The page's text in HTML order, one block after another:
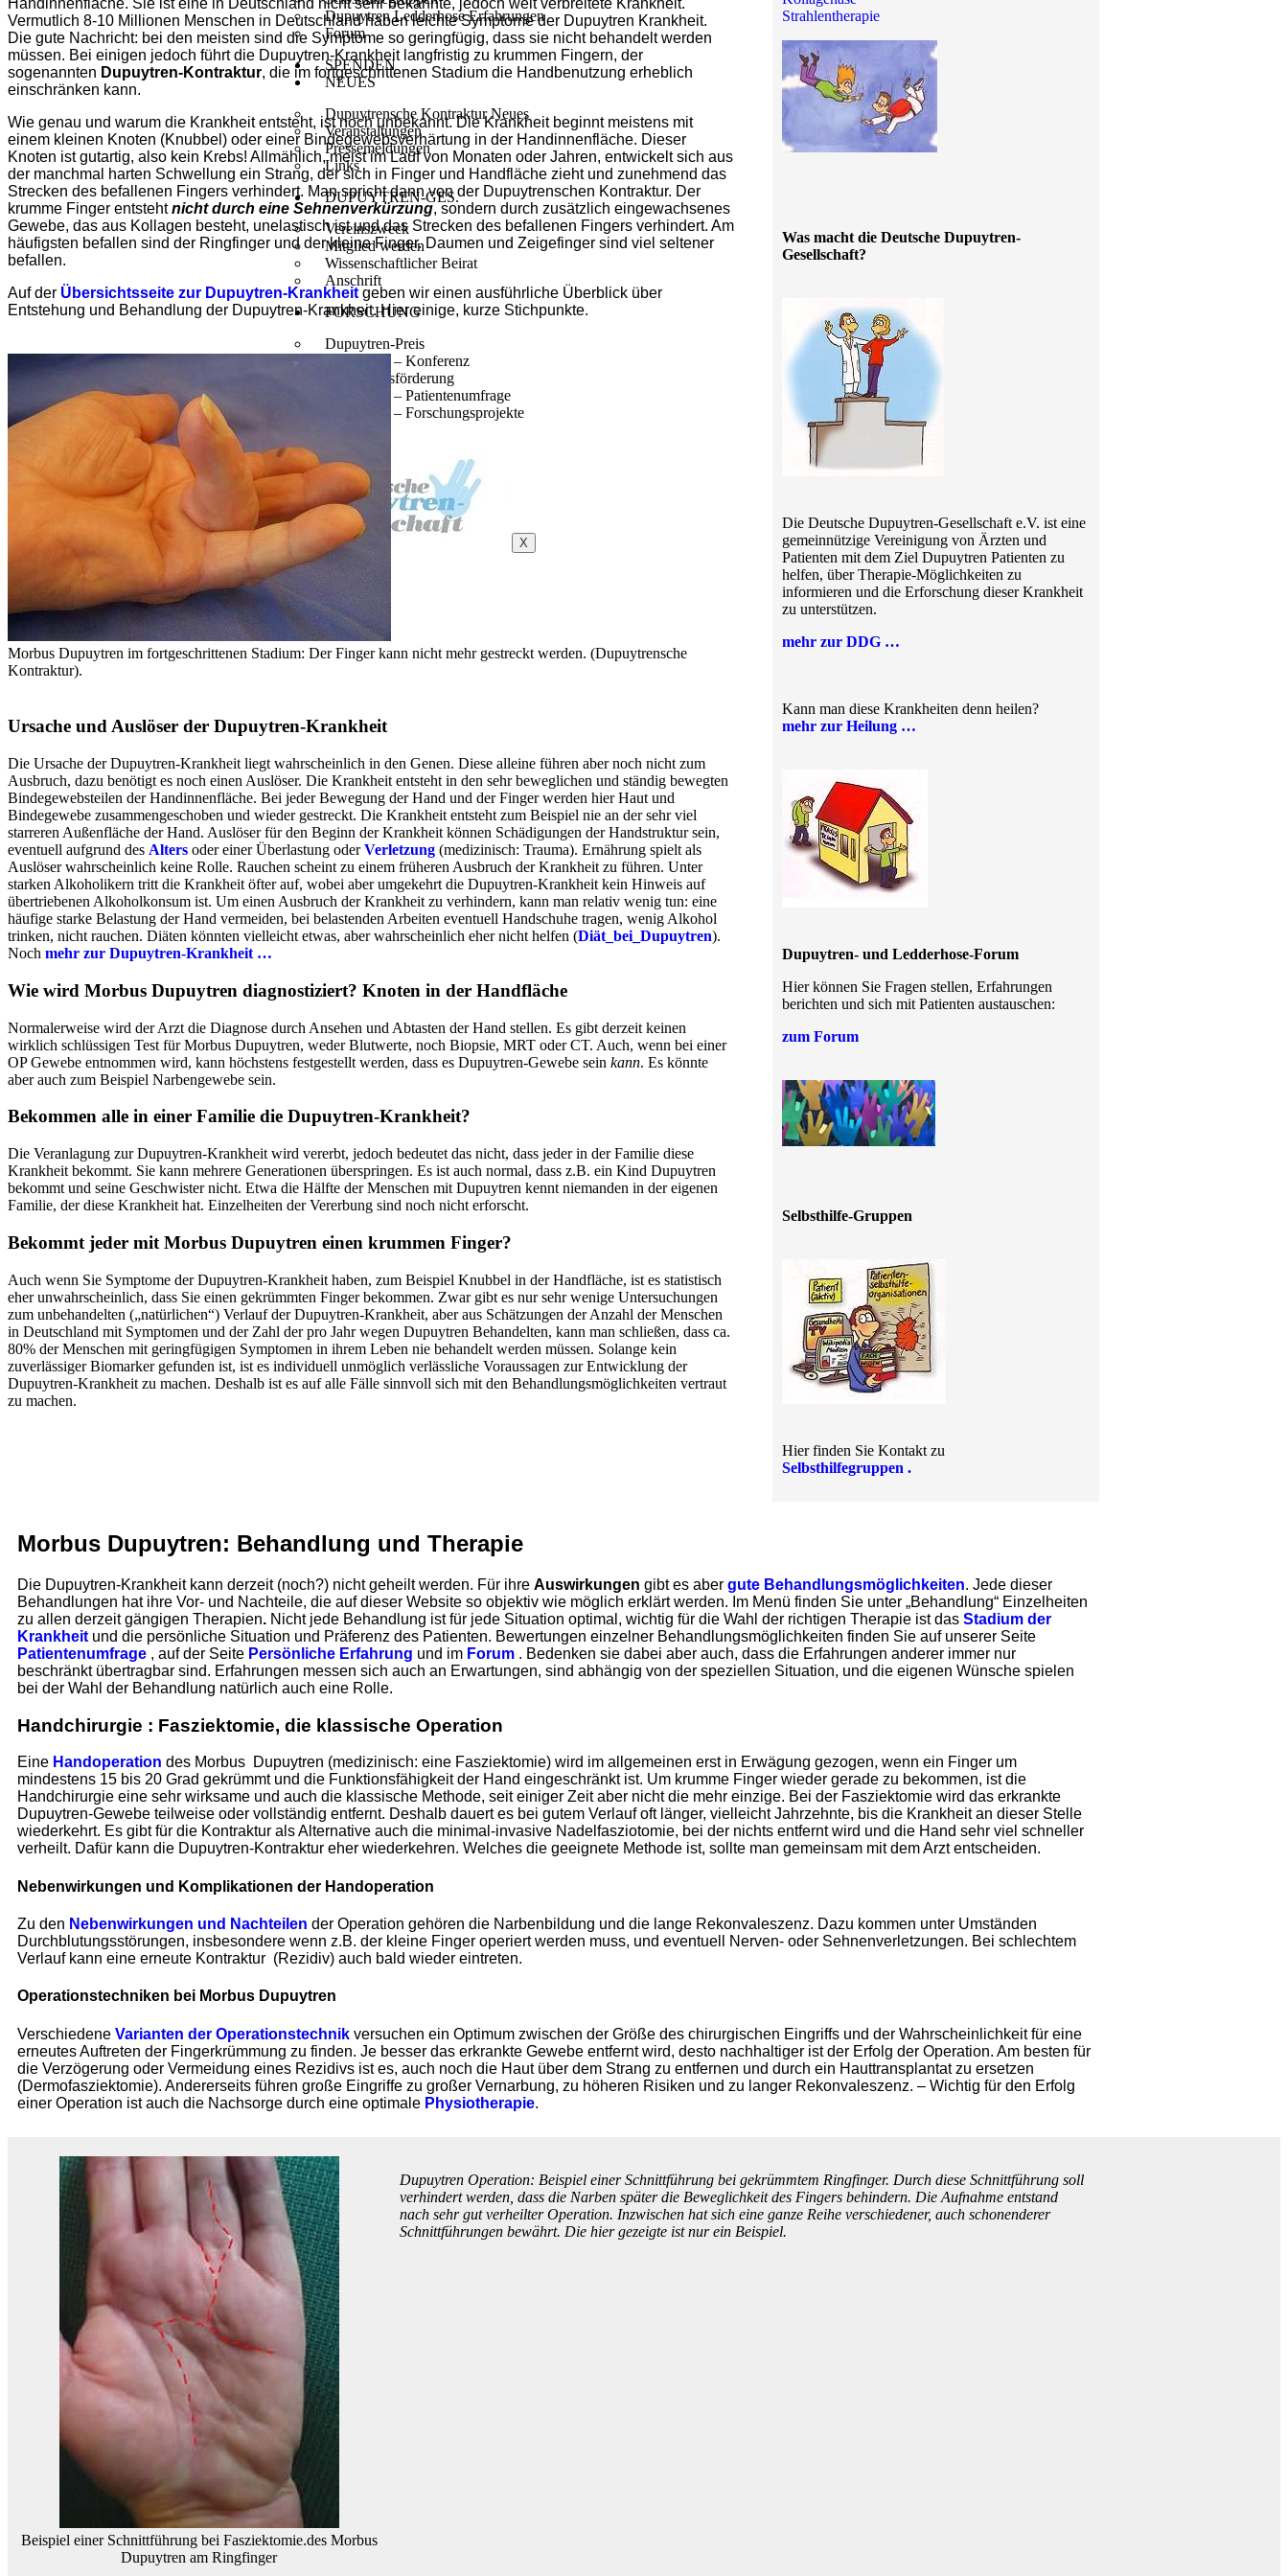
Dupuytren Ledderhose Erfahrungen
Forum
SPENDEN
NEUES
Dupuytrensche Kontraktur Neues
Veranstaltungen
Pressemeldungen
Links
DUPUYTREN-GES.
Vereinszweck
Mitglied werden
Wissenschaftlicher Beirat
Anschrift
FORSCHUNG
Dupuytren-Preis
Dupuytren – Konferenz
Forschungsförderung
Dupuytren – Patientenumfrage
Dupuytren – Forschungsprojekte
X
Vermutlich 8-10 Millionen Menschen in Deutschland haben leichte Symptome der Dupuytren Krankheit.
Die gute Nachricht: bei den meisten sind die Symptome so geringfügig, dass sie nicht behandelt werden
müssen. Bei einigen jedoch führt die Dupuytren-Krankheit langfristig zu krummen Fingern, der
sogenannten Dupuytren-Kontraktur, die im fortgeschrittenen Stadium die Handbenutzung erheblich
einschränken kann.
Wie genau und warum die Krankheit entsteht, ist noch unbekannt. Die Krankheit beginnt meistens mit
einem kleinen Knoten (Knubbel) oder einer Bindegewebsverhärtung in der Handinnenfläche. Dieser
Knoten ist gutartig, also kein Krebs! Allmählich, meist im Lauf von Monaten oder Jahren, entwickelt sich aus
der manchmal harten Schwellung ein Strang, der sich in Finger und Handfläche zieht und zunehmend das
Strecken des befallenen Fingers verhindert. Man spricht dann von der Dupuytrenschen Kontraktur. Der
krumme Finger entstehtnicht durch eine Sehnenverkürzung, sondern durch zusätzlich eingewachsenes
Gewebe, das aus Kollagen besteht, unelastisch ist und das Strecken des befallenen Fingers verhindert. Am
häufigsten befallen sind der Ringfinger und der kleine Finger. Daumen und Zeigefinger sind viel seltener
befallen.
Auf der Übersichtsseite zur Dupuytren-Krankheit geben wir einen ausführliche Überblick über
Entstehung und Behandlung der Dupuytren-Krankheit. Hier einige, kurze Stichpunkte.
Morbus Dupuytren im fortgeschrittenen Stadium: Der Finger kann nicht mehr gestreckt werden. (Dupuytrensche
Kontraktur).
Ursache und Auslöser der Dupuytren-Krankheit
Die Ursache der Dupuytren-Krankheit liegt wahrscheinlich in den Genen. Diese alleine führen aber noch nicht zum
Ausbruch, dazu benötigt es noch einen Auslöser. Die Krankheit entsteht in den sehr beweglichen und ständig bewegten
Bindegewebsteilen der Handinnenfläche. Bei jeder Bewegung der Hand und der Finger werden hier Haut und
Bindegewebe zusammengeschoben und wieder gestreckt. Die Krankheit entsteht zum Beispiel nie an der sehr viel
starreren Außenfläche der Hand. Auslöser für den Beginn der Krankheit können Schädigungen der Handstruktur sein,
eventuell aufgrund des Alters oder einer Überlastung oderVerletzung (medizinisch: Trauma). Ernährung spielt als
Auslöser wahrscheinlich keine Rolle. Rauchen scheint zu einem früheren Ausbruch der Krankheit zu führen. Unter
starken Alkoholikern tritt die Krankheit öfter auf, wobei aber umgekehrt die Dupuytren-Krankheit kein Hinweis auf
übertriebenen Alkoholkonsum ist. Um einen Ausbruch der Krankheit zu verhindern, kann man relativ wenig tun: eine
häufige starke Belastung der Hand vermeiden, bei belastenden Arbeiten eventuell Handschuhe tragen, wenig Alkohol
trinken, nicht rauchen. Diäten könnten vielleicht etwas, aber wahrscheinlich eher nicht helfen (Diät_bei_Dupuytren).
Noch mehr zur Dupuytren-Krankheit …
Wie wird Morbus Dupuytren diagnostiziert? Knoten in der Handfläche
Normalerweise wird der Arzt die Diagnose durch Ansehen und Abtasten der Hand stellen. Es gibt derzeit keinen
wirklich schlüssigen Test für Morbus Dupuytren, weder Blutwerte, noch Biopsie, MRT oder CT. Auch, wenn bei einer
OP Gewebe entnommen wird, kann höchstens festgestellt werden, dass es Dupuytren-Gewebe sein kann. Es könnte
aber auch zum Beispiel Narbengewebe sein.
Bekommen alle in einer Familie die Dupuytren-Krankheit?
Die Veranlagung zur Dupuytren-Krankheit wird vererbt, jedoch bedeutet das nicht, dass jeder in der Familie diese
Krankheit bekommt. Sie kann mehrere Generationen überspringen. Es ist auch normal, dass z.B. ein Kind Dupuytren
bekommt und seine Geschwister nicht. Etwa die Hälfte der Menschen mit Dupuytren kennt niemanden in der eigenen
Familie, der diese Krankheit hat. Einzelheiten der Vererbung sind noch nicht erforscht.
Bekommt jeder mit Morbus Dupuytren einen krummen Finger?
Auch wenn Sie Symptome der Dupuytren-Krankheit haben, zum Beispiel Knubbel in der Handfläche, ist es statistisch
eher unwahrscheinlich, dass Sie einen gekrümmten Finger bekommen. Zwar gibt es nur sehr wenige Untersuchungen
zum unbehandelten („natürlichen“) Verlauf der Dupuytren-Krankheit, aber aus Schätzungen der Anzahl der Menschen
in Deutschland mit Symptomen und der Zahl der pro Jahr wegen Dupuytren Behandelten, kann man schließen, dass ca.
80% der Menschen mit geringfügigen Symptomen in ihrem Leben nie behandelt werden müssen. Solange kein
zuverlässiger Biomarker gefunden ist, ist es individuell unmöglich verlässliche Voraussagen zur Entwicklung der
Dupuytren-Krankheit zu machen. Deshalb ist es auf alle Fälle sinnvoll sich mit den Behandlungsmöglichkeiten vertraut
zu machen.
Strahlentherapie
Was macht die Deutsche Dupuytren-
Gesellschaft?
Die Deutsche Dupuytren-Gesellschaft e.V. ist eine
gemeinnützige Vereinigung von Ärzten und
Patienten mit dem Ziel Dupuytren Patienten zu
helfen, über Therapie-Möglichkeiten zu
informieren und die Erforschung dieser Krankheit
zu unterstützen.
mehr zur DDG …
Kann man diese Krankheiten denn heilen?
mehr zur Heilung …
Dupuytren- und Ledderhose-Forum
Hier können Sie Fragen stellen, Erfahrungen
berichten und sich mit Patienten austauschen:
zum Forum
Selbsthilfe-Gruppen
Hier finden Sie Kontakt zu
Selbsthilfegruppen .
Morbus Dupuytren: Behandlung und Therapie
Die Dupuytren-Krankheit kann derzeit (noch?) nicht geheilt werden. Für ihre Auswirkungen gibt es aber gute Behandlungsmöglichkeiten. Jede dieser
Behandlungen hat ihre Vor- und Nachteile, die auf dieser Website so objektiv wie möglich erklärt werden. Im Menü finden Sie unter „Behandlung“ Einzelheiten
zu allen derzeit gängigen Therapien. Nicht jede Behandlung ist für jede Situation optimal, wichtig für die Wahl der richtigen Therapie ist das Stadium der
Krankheit und die persönliche Situation und Präferenz des Patienten. Bewertungen einzelner Behandlungsmöglichkeiten finden Sie auf unserer Seite
Patientenumfrage , auf der Seite Persönliche Erfahrung und im Forum . Bedenken sie dabei aber auch, dass die Erfahrungen anderer immer nur
beschränkt übertragbar sind. Erfahrungen messen sich auch an Erwartungen, sind abhängig von der speziellen Situation, und die eigenen Wünsche spielen
bei der Wahl der Behandlung natürlich auch eine Rolle.
Handchirurgie : Fasziektomie, die klassische Operation
Eine Handoperation des Morbus Dupuytren (medizinisch: eine Fasziektomie) wird im allgemeinen erst in Erwägung gezogen, wenn ein Finger um
mindestens 15 bis 20 Grad gekrümmt und die Funktionsfähigkeit der Hand eingeschränkt ist. Um krumme Finger wieder gerade zu bekommen, ist die
Handchirurgie eine sehr wirksame und auch die klassische Methode, seit einiger Zeit aber nicht die mehr einzige. Bei der Fasziektomie wird das erkrankte
Dupuytren-Gewebe teilweise oder vollständig entfernt. Deshalb dauert es bei gutem Verlauf oft länger, vielleicht Jahrzehnte, bis die Krankheit an dieser Stelle
wiederkehrt. Es gibt für die Kontraktur als Alternative auch die minimal-invasive Nadelfasziotomie, bei der nichts entfernt wird und die Hand sehr viel schneller
verheilt. Dafür kann die Dupuytren-Kontraktur eher wiederkehren. Welches die geeignete Methode ist, sollte man gemeinsam mit dem Arzt entscheiden.
Nebenwirkungen und Komplikationen der Handoperation
Zu den Nebenwirkungen und Nachteilen der Operation gehören die Narbenbildung und die lange Rekonvaleszenz. Dazu kommen unter Umständen
Durchblutungsstörungen, insbesondere wenn z.B. der kleine Finger operiert werden muss, und eventuell Nerven- oder Sehnenverletzungen. Bei schlechtem
Verlauf kann eine erneute Kontraktur (Rezidiv) auch bald wieder eintreten.
Operationstechniken bei Morbus Dupuytren
Verschiedene Varianten der Operationstechnik versuchen ein Optimum zwischen der Größe des chirurgischen Eingriffs und der Wahrscheinlichkeit für eine
erneutes Auftreten der Fingerkrümmung zu finden. Je besser das erkrankte Gewebe entfernt wird, desto nachhaltiger ist der Erfolg der Operation. Am besten für
die Verzögerung oder Vermeidung eines Rezidivs ist es, auch noch die Haut über dem Strang zu entfernen und durch ein Hauttransplantat zu ersetzen
(Dermofasziektomie). Andererseits führen große Eingriffe zu großer Vernarbung, zu höheren Risiken und zu langer Rekonvaleszenz. – Wichtig für den Erfolg
einer Operation ist auch die Nachsorge durch eine optimale Physiotherapie.
Beispiel einer Schnittführung bei Fasziektomie.des Morbus
Dupuytren am Ringfinger
Dupuytren Operation: Beispiel einer Schnittführung bei gekrümmtem Ringfinger. Durch diese Schnittführung soll
verhindert werden, dass die Narben später die Beweglichkeit des Fingers behindern. Die Aufnahme entstand
nach sehr gut verheilter Operation. Inzwischen hat sich eine ganze Reihe verschiedener, auch schonenderer
Schnittführungen bewährt. Die hier gezeigte ist nur ein Beispiel.